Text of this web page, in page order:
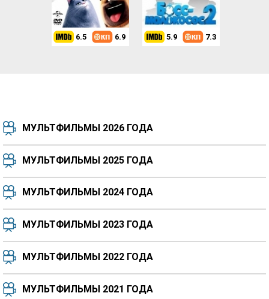
6.5 6.9 5.9 7.3
7.5 8.3
8.3 8.2
МУЛЬТФИЛЬМЫ 2026 ГОДА
МУЛЬТФИЛЬМЫ 2025 ГОДА
МУЛЬТФИЛЬМЫ 2024 ГОДА
МУЛЬТФИЛЬМЫ 2023 ГОДА
МУЛЬТФИЛЬМЫ 2022 ГОДА
МУЛЬТФИЛЬМЫ 2021 ГОДА